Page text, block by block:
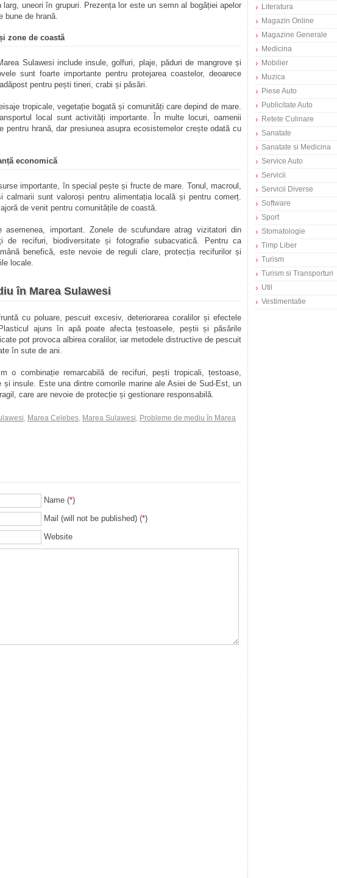
uneori în grupuri. Prezența lor este un semn al bogăției apelor
bune de hrană.
zone de coastă
Sulawesi include insule, golfuri, plaje, păduri de mangrove și
sunt foarte importante pentru protejarea coastelor, deoarece
pentru pești tineri, crabi și păsări.
tropicale, vegetație bogată și comunități care depind de mare.
local sunt activități importante. În multe locuri, oamenii
pentru hrană, dar presiunea asupra ecosistemelor crește odată cu
economică
importante, în special pește și fructe de mare. Tonul, macroul,
calmarii sunt valoroși pentru alimentația locală și pentru comerț.
de venit pentru comunitățile de coastă.
asemenea, important. Zonele de scufundare atrag vizitatori din
de recifuri, biodiversitate și fotografie subacvatică. Pentru ca
benefică, este nevoie de reguli clare, protecția recifurilor și
locale.
în Marea Sulawesi
cu poluare, pescuit excesiv, deteriorarea coralilor și efectele
ajuns în apă poate afecta țestoasele, peștii și păsările
pot provoca albirea coralilor, iar metodele distructive de pescuit
în sute de ani.
o combinație remarcabilă de recifuri, pești tropicali, țestoase,
și insule. Este una dintre comorile marine ale Asiei de Sud-Est, un
care are nevoie de protecție și gestionare responsabilă.
, Marea Celebes, Marea Sulawesi, Probleme de mediu în Marea
Name (*)
Mail (will not be published) (*)
Website
Literatura
Magazin Online
Magazine Generale
Medicina
Mobilier
Muzica
Piese Auto
Publicitate Auto
Retete Culinare
Sanatate
Sanatate si Medicina
Service Auto
Servicii
Servicii Diverse
Software
Sport
Stomatologie
Timp Liber
Turism
Turism si Transporturi
Util
Vestimentatie